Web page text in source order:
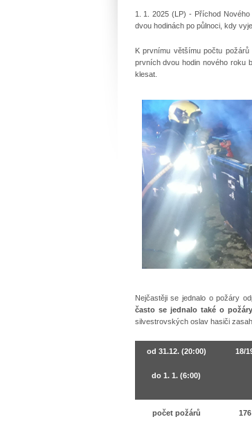
1. 1. 2025 (LP) - Příchod
dvou hodinách po půlnoci, kdy
K prvnímu většímu počtu
prvních dvou hodin nového roku
klesat.
Nejčastěji se jednalo o požáry
často se jednalo také o
silvestrovských oslav hasiči
od 31.12. (20:00)
do 1. 1. (6:00)
18/
počet požárů 176